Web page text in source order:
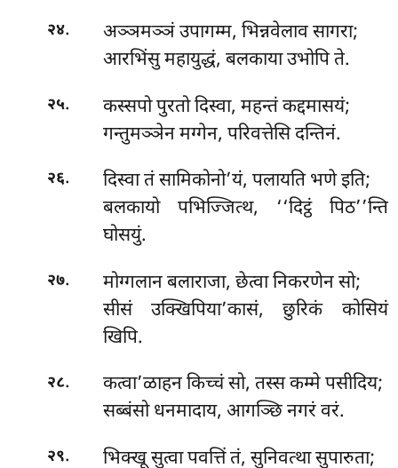
२४. अञ्ञमञ्ञंउपागम्म, भिन्नवेलाव सागरा;
आरभिंसु महायुद्धं, बलकाया उभोपि ते.
२५.
कस्सपो पुरतो दिस्वा, महन्तं कद्दमासयं;
गन्तुमञ्ञेन मग्गेन, परिवत्तेसि दन्तिनं.
२६.
दिस्वा तं सामिकोनो’यं, पलायति भणे इति;
बलकायो पभिज्जित्थ, ‘‘दिट्ठं पिठ’’न्ति
घोसयुं.
२७.
मोग्गलान बलाराजा, छेत्वा निकरणेन सो;
सीसं उक्खिपिया’कासं, छुरिकं कोसियं
खिपि.
२८.
कत्वा’ळाहन किच्चं सो, तस्स कम्मे पसीदिय;
सब्बंसो धनमादाय, आगञ्छि नगरं वरं.
२९. भिक्खू सुत्वा पवत्तिं तं, सुनिवत्था सुपारुता;